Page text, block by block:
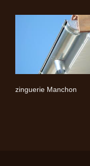
zinguerie Manchon